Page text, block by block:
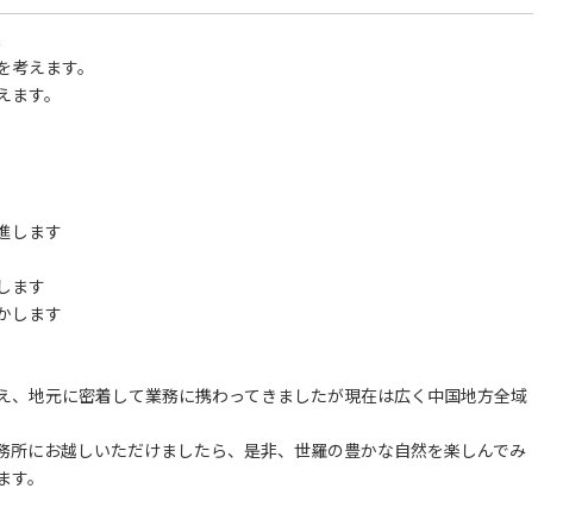
えます。
す。
します
ます
します
地元に密着して業務に携わってきましたが現在は広く中国地方全域
にお越しいただけましたら、是非、世羅の豊かな自然を楽しんでみ
。